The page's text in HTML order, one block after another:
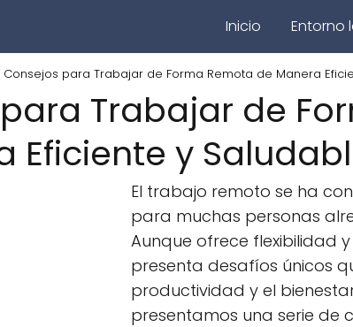
Inicio Entorno
Consejos para Trabajar de Forma Remota de Manera
Trabajar de
Eficiente y
El trabajo remoto se ha
para muchas personas
Aunque ofrece flexibilidad
presenta desafíos únicos
productividad y el
presentamos una serie de